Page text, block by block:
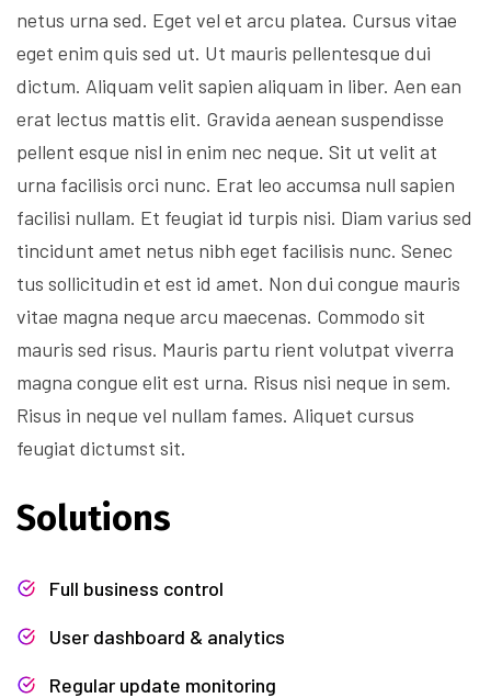
netus urna sed. Eget vel et arcu platea. Cursus vitae
eget enim quis sed ut. Ut mauris pellentesque dui
dictum. Aliquam velit sapien aliquam in liber. Aen ean
erat lectus mattis elit. Gravida aenean suspendisse
pellent esque nisl in enim nec neque. Sit ut velit at
urna facilisis orci nunc. Erat leo accumsa null sapien
facilisi nullam. Et feugiat id turpis nisi. Diam varius sed
tincidunt amet netus nibh eget facilisis nunc. Senec
tus sollicitudin et est id amet. Non dui congue mauris
vitae magna neque arcu maecenas. Commodo sit
mauris sed risus. Mauris partu rient volutpat viverra
magna congue elit est urna. Risus nisi neque in sem.
Risus in neque vel nullam fames. Aliquet cursus
feugiat dictumst sit.
Solutions
Full business control
User dashboard & analytics
Regular update monitoring